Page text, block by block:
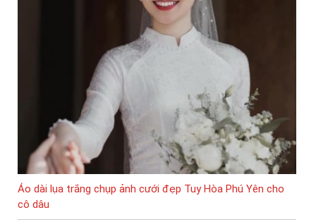
Áo dài lụa trắng chụp ảnh cưới đẹp Tuy Hòa Phú Yên cho
cô dâu